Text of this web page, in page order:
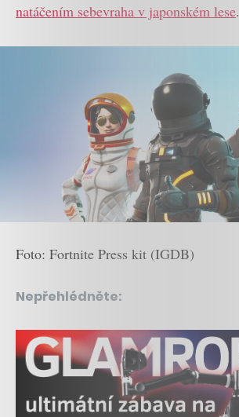
natáčením sebevraha v japonském lese.
Foto: Fortnite Press kit (IGDB)
Nepřehlédněte: